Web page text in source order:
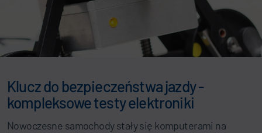
Klucz do bezpieczeństwa jazdy -
kompleksowe testy elektroniki
Nowoczesne samochody stały się komputerami na